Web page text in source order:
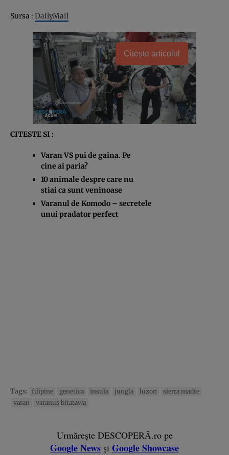
Sursa : DailyMail
Citește articolul
CITESTE SI :
Varan VS pui de gaina. Pe
cine ai paria?
10 animale despre care nu
stiai ca sunt veninoase
Varanul de Komodo – secretele
unui pradator perfect
Tags: filipine genetica insula jungla luzon
sierra madre
varan
varanus bitatawa
Urmărește DESCOPERĂ.ro pe
Google News și Google Showcase